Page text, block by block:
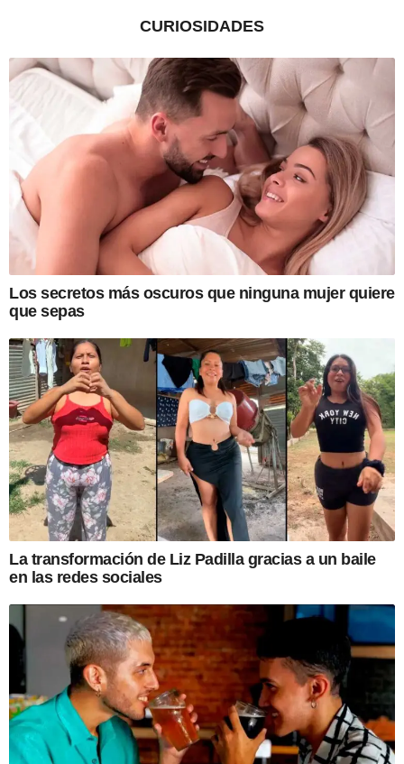
CURIOSIDADES
Los secretos más oscuros que ninguna mujer quiere
que sepas
La transformación de Liz Padilla gracias a un baile
en las redes sociales